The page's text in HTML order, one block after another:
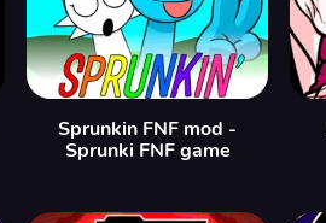
Sprunkin FNF mod -
Sprunki FNF game